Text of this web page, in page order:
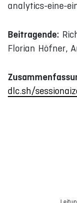
analytics-eine-
Beitragende:
Florian Höfner,
dlc.sh/